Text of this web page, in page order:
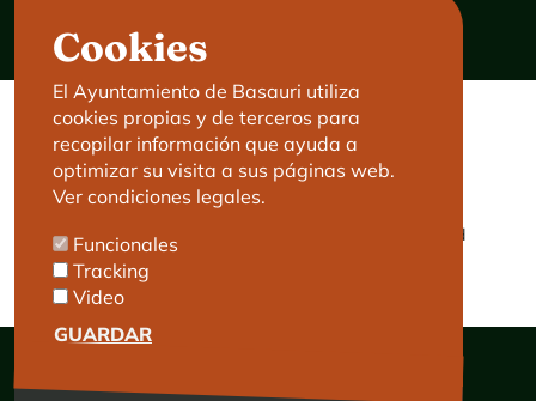
Cookies
El Ayuntamiento de Basauri utiliza
cookies propias y de terceros para
recopilar información que ayuda a
optimizar su visita a sus páginas web.
Ver condiciones legales.
Funcionales
Tracking
Video
GUARDAR
E-mail: haz@basauri.eus
CONTACTO
Basauri le atiende
Cita previa
LEGAL
Aviso legal
Política de privacidad